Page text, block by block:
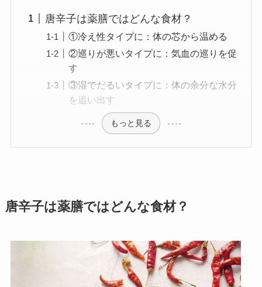
唐辛子は薬膳ではどんな食材？
①冷え性タイプに：体の芯から温める
②巡りが悪いタイプに：気血の巡りを促
す
③湿でだるいタイプに：体の余分な水分
を追い出す
もっと見る
唐辛子は薬膳ではどんな食材？